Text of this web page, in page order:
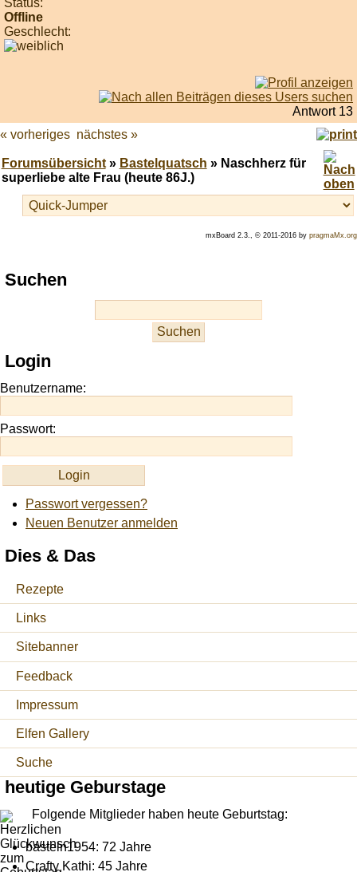
Status:
Offline
Geschlecht:
Antwort 13
« vorheriges nächstes »
Forumsübersicht» Bastelquatsch » Naschherz für
superliebe alte Frau (heute 86J.)
mxBoard 2.3., © 2011-2016 by pragmaMx.org
Play
best
site
https://onlineslots.money/
Suchen
Login
Benutzername:
Passwort:
Passwort vergessen?
Neuen Benutzer anmelden
Dies & Das
Rezepte
Links
Sitebanner
Feedback
Impressum
Elfen Gallery
Suche
heutige Geburstage
Folgende Mitglieder haben heute Geburtstag:
basteln1954: 72 Jahre
Crafty Kathi: 45 Jahre